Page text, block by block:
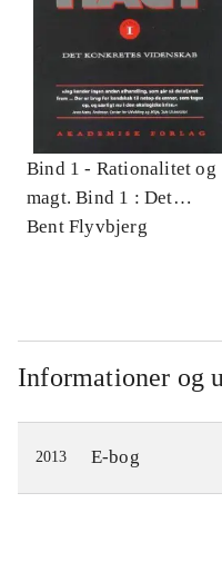
Bind 1 - Rationalitet og
magt. Bind 1 : Det
konkretes videnskab
Bent Flyvbjerg
Informationer og
2013 E-bog